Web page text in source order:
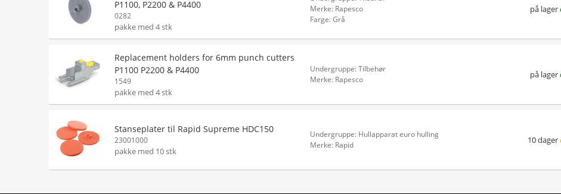
P1100, P2200 & P4400
0282
pakke med 4 stk
Merke: Rapesco
Farge: Grå
på lager
Replacement holders for 6mm punch cutters
P1100 P2200 & P4400
1549
pakke med 4 stk
Undergruppe: Tilbehør
Merke: Rapesco
på lager
Stanseplater til Rapid Supreme HDC150
23001000
pakke med 10 stk
Undergruppe: Hullapparat euro hulling
Merke: Rapid
10 dager